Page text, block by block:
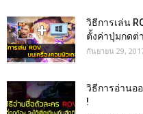
วิธีการเล่น
ตั้งค่าปุ่มกดต่
กันยายน 29,
วิธีการอ่านอ
!